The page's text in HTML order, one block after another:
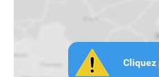
Cliquez